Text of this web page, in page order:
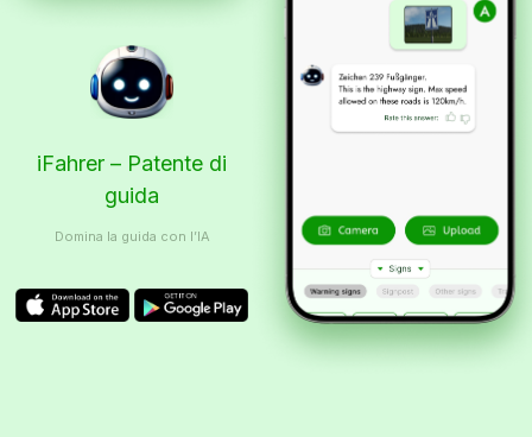
iFahrer – Patente di
guida
Domina la guida con l’IA